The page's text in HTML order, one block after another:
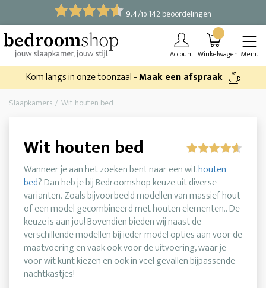
9.4/10 142 beoordelingen
Account Winkelwagen Menu
Kom langs in onze toonzaal -Maak een afspraak
Slaapkamers Wit houten bed
Wit houten bed
Wanneer je aan het zoeken bent naar een withouten
bed? Dan heb je bij Bedroomshop keuze uit diverse
varianten. Zoals bijvoorbeeld modellen van massief hout
of een model gecombineerd met houten elementen.. De
keuze is aan jou! Bovendien bieden wij naast de
verschillende modellen bij ieder model opties aan voor de
maatvoering en vaak ook voor de uitvoering, waar je
voor wit kunt kiezen en ook in veel gevallen bijpassende
nachtkastjes!